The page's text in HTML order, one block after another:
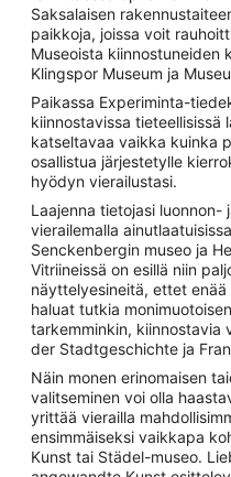
Saksalaisen
paikkoja, joissa voit
Museoista kiinnostuneiden
Klingspor Museum ja
Paikassa Experiminta-
kiinnostavissa tieteellisissä
katseltavaa vaikka kuinka
osallistua järjestetylle
hyödyn vierailustasi.
Laajenna tietojasi luonnon-
vierailemalla
Senckenbergin museo ja
Vitriineissä on esillä niin
näyttelyesineitä, ettet
haluat tutkia
tarkemminkin, kiinnostavia
der Stadtgeschichte ja
Näin monen erinomaisen
valitseminen voi olla
yrittää vierailla
ensimmäiseksi vaikkapa
Kunst tai Städel-museo.